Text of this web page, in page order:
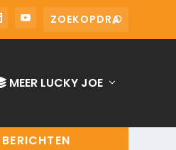
MEER LUCKY JOE